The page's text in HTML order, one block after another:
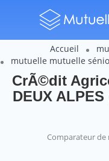
Accueil
mutuelle mutuelle
CrÃ©dit
DEUX
Comparateur de